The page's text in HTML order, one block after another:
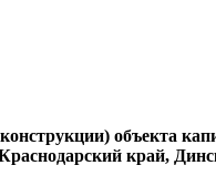
объекта
край,